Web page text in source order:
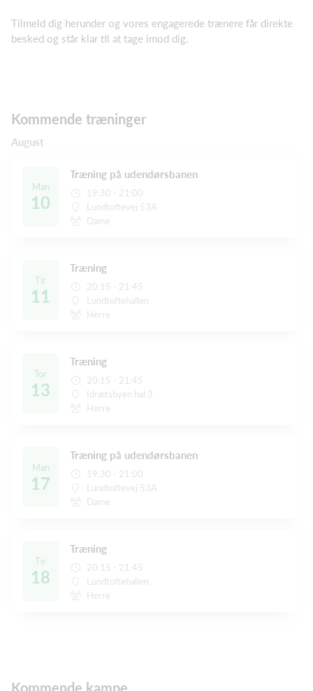
Tilmeld dig herunder og vores engagerede trænere får direkte
besked og står klar til at tage imod dig.
Kommende træninger
August
Man
10
Træning på udendørsbanen
19:30 - 21:00
Lundtoftevej 53A
Dame
Tir
11
Træning
20:15 - 21:45
Lundtoftehallen
Herre
Tor
13
Træning
20:15 - 21:45
Idrætsbyen hal 3
Herre
Man
17
Træning på udendørsbanen
19:30 - 21:00
Lundtoftevej 53A
Dame
Tir
18
Træning
20:15 - 21:45
Lundtoftehallen
Herre
Kommende kampe